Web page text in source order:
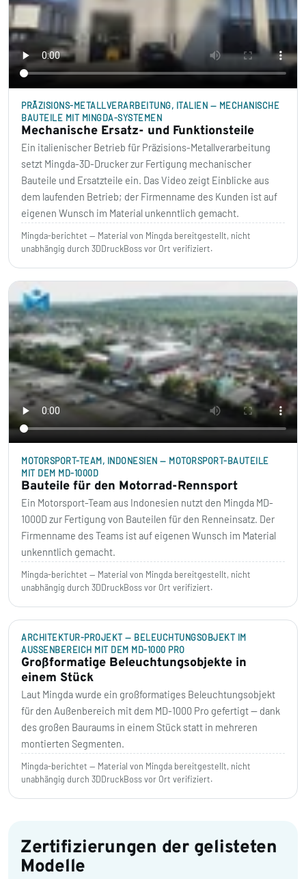
PRÄZISIONS-METALLVERARBEITUNG, ITALIEN — MECHANISCHE
BAUTEILE MIT MINGDA-SYSTEMEN
Mechanische Ersatz- und Funktionsteile
Ein italienischer Betrieb für Präzisions-Metallverarbeitung
setzt Mingda-3D-Drucker zur Fertigung mechanischer
Bauteile und Ersatzteile ein. Das Video zeigt Einblicke aus
dem laufenden Betrieb; der Firmenname des Kunden ist auf
eigenen Wunsch im Material unkenntlich gemacht.
Mingda-berichtet — Material von Mingda bereitgestellt, nicht
unabhängig durch 3DDruckBoss vor Ort verifiziert.
MOTORSPORT-TEAM, INDONESIEN — MOTORSPORT-BAUTEILE
MIT DEM MD-1000D
Bauteile für den Motorrad-Rennsport
Ein Motorsport-Team aus Indonesien nutzt den Mingda MD-
1000D zur Fertigung von Bauteilen für den Renneinsatz. Der
Firmenname des Teams ist auf eigenen Wunsch im Material
unkenntlich gemacht.
Mingda-berichtet — Material von Mingda bereitgestellt, nicht
unabhängig durch 3DDruckBoss vor Ort verifiziert.
ARCHITEKTUR-PROJEKT — BELEUCHTUNGSOBJEKT IM
AUSSENBEREICH MIT DEM MD-1000 PRO
Großformatige Beleuchtungsobjekte in
einem Stück
Laut Mingda wurde ein großformatiges Beleuchtungsobjekt
für den Außenbereich mit dem MD-1000 Pro gefertigt — dank
des großen Bauraums in einem Stück statt in mehreren
montierten Segmenten.
Mingda-berichtet — Material von Mingda bereitgestellt, nicht
unabhängig durch 3DDruckBoss vor Ort verifiziert.
Zertifizierungen der gelisteten
Modelle